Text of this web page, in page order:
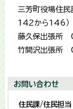
三芳町役場住
142から146）
藤久保出張
竹間沢出張
お問い合わせ
住民課/住民担当